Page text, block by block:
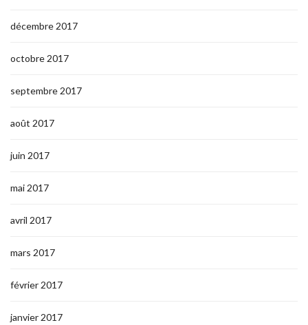
décembre 2017
octobre 2017
septembre 2017
août 2017
juin 2017
mai 2017
avril 2017
mars 2017
février 2017
janvier 2017